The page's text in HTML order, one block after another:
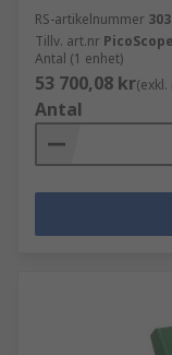
RS-artikelnummer
Tillv. art.nr
Antal (1 enhet)
53 700,08 kr
Antal